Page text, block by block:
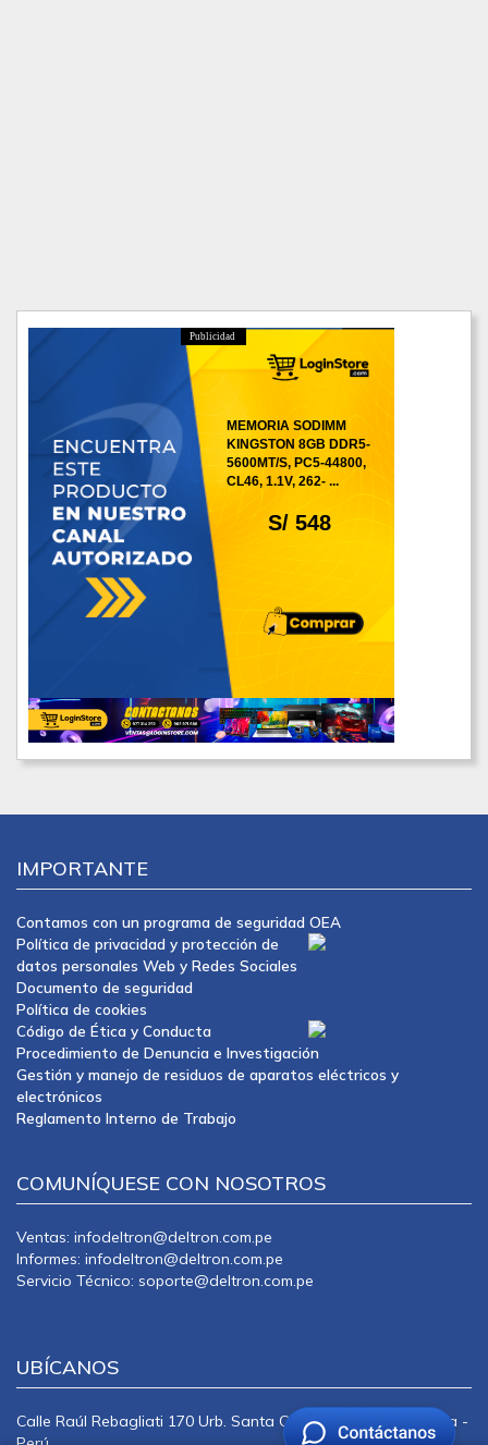
Publicidad
S/ 548
MEMORIA SODIMM
KINGSTON 8GB DDR5-
5600MT/S, PC5-44800,
CL46, 1.1V, 262- ...
IMPORTANTE
Contamos con un programa de seguridad OEA
Política de privacidad y protección de
datos personales Web y Redes Sociales
Documento de seguridad
Política de cookies
Código de Ética y Conducta
Procedimiento de Denuncia e Investigación
Gestión y manejo de residuos de aparatos eléctricos y
electrónicos
Reglamento Interno de Trabajo
COMUNÍQUESE CON NOSOTROS
Ventas: infodeltron@deltron.com.pe
Informes: infodeltron@deltron.com.pe
Servicio Técnico: soporte@deltron.com.pe
UBÍCANOS
Calle Raúl Rebagliati 170 Urb. Santa Catalina La Victoria Lima -